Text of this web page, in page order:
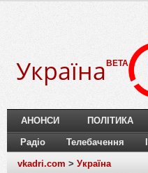
Україна BETA
АНОНСИ ПОЛІТИКА
Радіо Телебачення
vkadri.com > Україна